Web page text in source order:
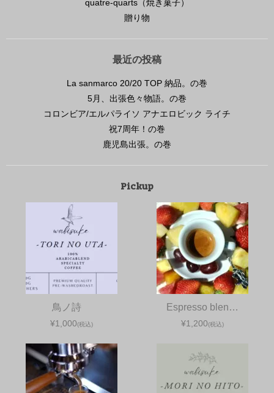
quatre-quarts（焼き菓子）
贈り物
最近の投稿
La sanmarco 20/20 TOP 納品。の巻
5月、出張色々物語。の巻
コロンビア/エルパライソ アナエロビック ライチ
祝7周年！の巻
鹿児島出張。の巻
Pickup
鳥ノ詩
¥1,000(税込)
Espresso blen…
¥1,200(税込)